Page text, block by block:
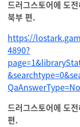
드러그스토어에 도
북부 편.
https://
4890?
드러그스토어에 도
편.